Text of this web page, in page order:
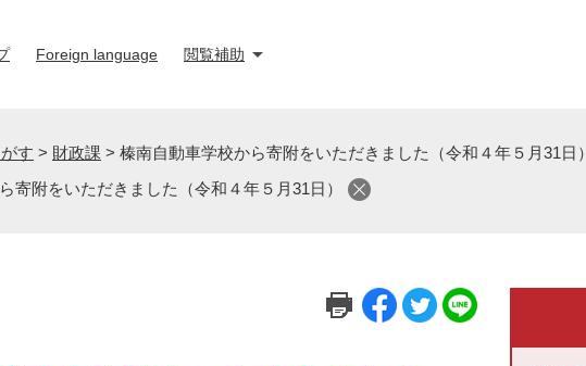
Foreign language 閲覧補助
す > 財政課 > 榛南自動車学校から寄附をいただきました（令和４年５月31日）
寄附をいただきました（令和４年５月31日）